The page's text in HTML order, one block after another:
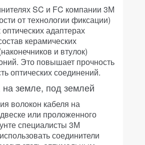
SC и FC компании 3М
от технологии фиксации)
адаптерах
керамических
и втулок)
Это повышает прочность
оптических соединений.
земле, под землей
волокон кабеля на
или проложенного
специалисты 3М
соединители